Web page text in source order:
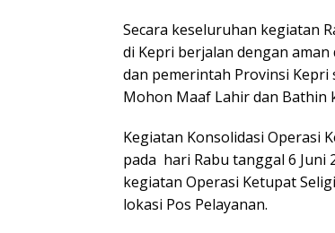
Secara keseluruhan kegiatan
di Kepri berjalan dengan
dan pemerintah Provinsi Kepri
Mohon Maaf Lahir dan Bathin
Kegiatan Konsolidasi Operasi
pada hari Rabu tanggal 6 Juni
kegiatan Operasi Ketupat
lokasi Pos Pelayanan.